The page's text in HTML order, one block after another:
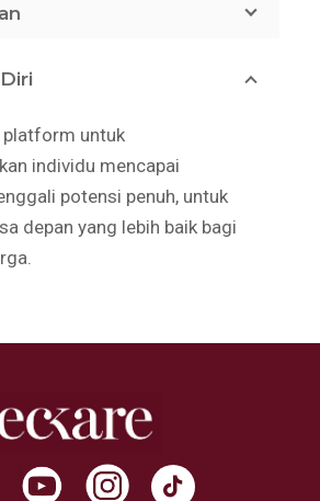
platform untuk
individu mencapai
potensi penuh, untuk
depan yang lebih baik bagi